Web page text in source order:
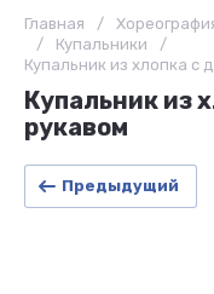
Главная /
/
Купальники
/
Купальник из хлопка с
Купальник из
рукавом
Предыдущий